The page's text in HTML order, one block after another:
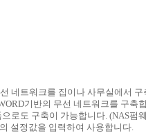
네트워크를 집이나 사무실에서 구
기반의 무선 네트워크를 구축
로도 구축이 가능합니다. (NAS펌
설정값을 입력하여 사용합니다.